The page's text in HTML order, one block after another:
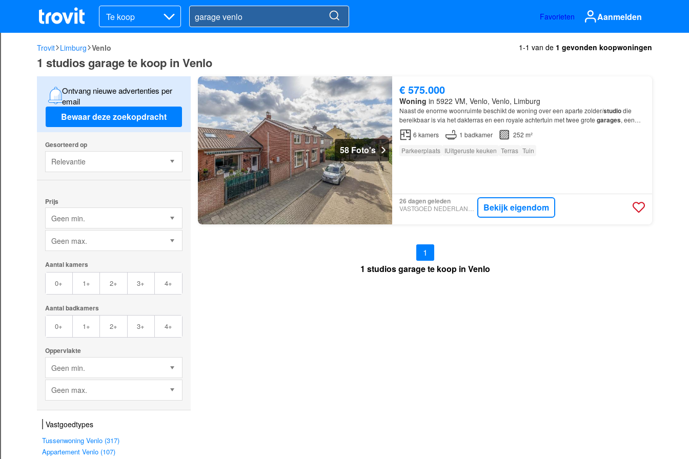
Te koop Favorieten Aanmelden
Trovit Limburg Venlo 1-1 van de 1 gevonden koopwoningen
1 studios garage te koop in Venlo
Ontvang nieuwe advertenties per
email
Bewaar deze zoekopdracht
Gesorteerd op
Relevantie
Prijs
Geen min.
Geen max.
Aantal kamers
0+ 1+ 2+ 3+ 4+
Aantal badkamers
0+ 1+ 2+ 3+ 4+
Oppervlakte
Geen min.
Geen max.
Vastgoedtypes
Tussenwoning Venlo (317)
Appartement Venlo (107)
58 Foto's
€ 575.000
Woning in 5922 VM, Venlo, Venlo, Limburg
Naast de enorme woonruimte beschikt de woning over een aparte zolder/studiodie
bereikbaar is via het dakterras en een royale achtertuin met twee grote garages, een
ruime werkplaats, twee houten tuinhuisjes en een overkapping…
6 kamers 1 badkamer
252 m²
Parkeerplaats IUitgeruste keuken Terras Tuin
26 dagen geleden
VASTGOED NEDERLAND - VETEBE B.V. Bekijk eigendom
1
1 studios garage te koop in Venlo